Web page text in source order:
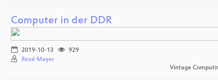
Computer in der DDR
2019-10-13
929
René Meyer
Vintage